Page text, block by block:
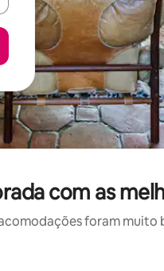
com as
foram